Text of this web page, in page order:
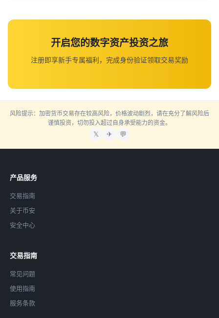
开启您的数字资产投资之旅
注册即享新手专属福利，完成身份验证领取交易奖励
风险提示：加密货币交易存在较高风险，价格波动剧烈，请在充分了解风险后
谨慎投资，切勿投入超过自身承受能力的资金。
𝕏 ✈ 💬
产品服务
交易指南
关于币安
安全中心
交易指南
常见问题
使用指南
服务条款